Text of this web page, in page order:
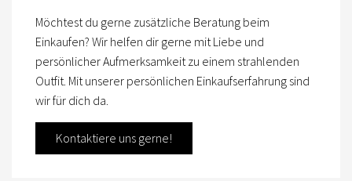
Möchtest du gerne zusätzliche Beratung beim
Einkaufen? Wir helfen dir gerne mit Liebe und
persönlicher Aufmerksamkeit zu einem strahlenden
Outfit. Mit unserer persönlichen Einkaufserfahrung sind
wir für dich da.
Kontaktiere uns gerne!